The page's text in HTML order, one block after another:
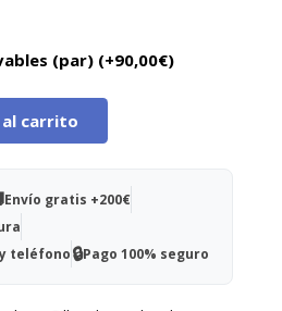
incluidos / opcional
(par) (+90,00€)
carrito
Envío gratis +200€
teléfono🔒Pago 100% seguro